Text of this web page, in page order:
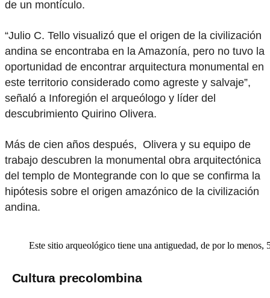
de un montículo.
“Julio C. Tello visualizó que el origen de la civilización
andina se encontraba en la Amazonía, pero no tuvo la
oportunidad de encontrar arquitectura monumental en
este territorio considerado como agreste y salvaje”,
señaló a Inforegión el arqueólogo y líder del
descubrimiento Quirino Olivera.
Más de cien años después, Olivera y su equipo de
trabajo descubren la monumental obra arquitectónica
del templo de Montegrande con lo que se confirma la
hipótesis sobre el origen amazónico de la civilización
andina.
Este sitio arqueológico tiene una antiguedad, de por lo menos,
Cultura precolombina